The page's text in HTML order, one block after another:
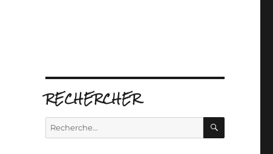
RECHERCHER
Recherche